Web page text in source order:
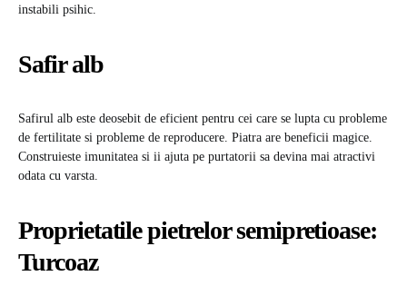
instabili psihic.
Safir alb
Safirul alb este deosebit de eficient pentru cei care se lupta cu probleme
de fertilitate si probleme de reproducere. Piatra are beneficii magice.
Construieste imunitatea si ii ajuta pe purtatorii sa devina mai atractivi
odata cu varsta.
Proprietatile pietrelor semipretioase:
Turcoaz